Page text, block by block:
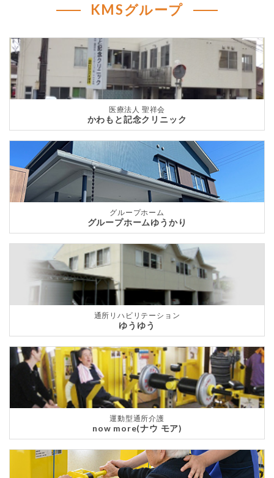
KMSグループ
医療法人 聖祥会
かわもと記念クリニック
グループホーム
グループホームゆうかり
通所リハビリテーション
ゆうゆう
運動型通所介護
now more(ナウ モア)